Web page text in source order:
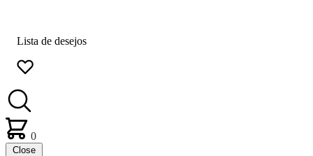
Lista de desejos
0
Close